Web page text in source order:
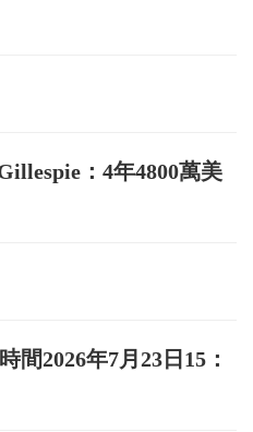
：4年4800萬美
間2026年7月23日15：